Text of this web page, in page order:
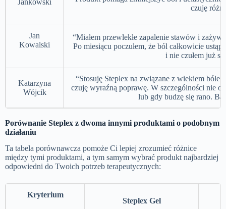
czuję
Jan
Kowalski
“Miałem przewlekłe zapalenie stawów i
Po miesiącu poczułem, że ból całkowicie
i nie czułem już
Katarzyna
Wójcik
“Stosuję Steplex na związane z wiekiem bóle
czuję wyraźną poprawę. W szczególności nie
lub gdy budzę się rano.
Porównanie Steplex z dwoma innymi produktami o podobnym
działaniu
Ta tabela porównawcza pomoże Ci lepiej zrozumieć różnice
między tymi produktami, a tym samym wybrać produkt najbardziej
odpowiedni do Twoich potrzeb terapeutycznych:
Kryterium
Steplex Gel